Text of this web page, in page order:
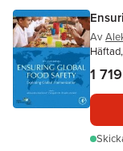
Av
1